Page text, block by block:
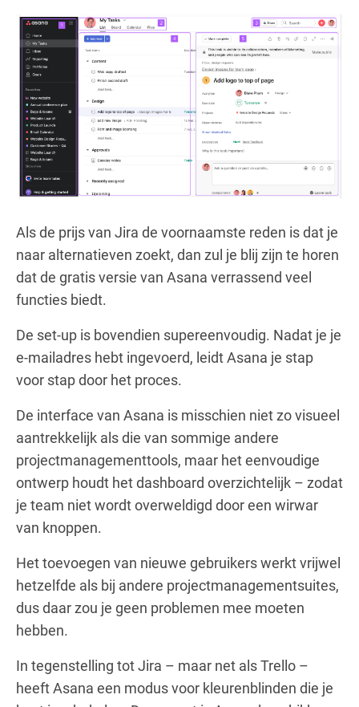
Als de prijs van Jira de voornaamste reden is dat je
naar alternatieven zoekt, dan zul je blij zijn te horen
dat de gratis versie van Asana verrassend veel
functies biedt.
De set-up is bovendien supereenvoudig. Nadat je je
e-mailadres hebt ingevoerd, leidt Asana je stap
voor stap door het proces.
De interface van Asana is misschien niet zo visueel
aantrekkelijk als die van sommige andere
projectmanagementtools, maar het eenvoudige
ontwerp houdt het dashboard overzichtelijk – zodat
je team niet wordt overweldigd door een wirwar
van knoppen.
Het toevoegen van nieuwe gebruikers werkt vrijwel
hetzelfde als bij andere projectmanagementsuites,
dus daar zou je geen problemen mee moeten
hebben.
In tegenstelling tot Jira – maar net als Trello –
heeft Asana een modus voor kleurenblinden die je